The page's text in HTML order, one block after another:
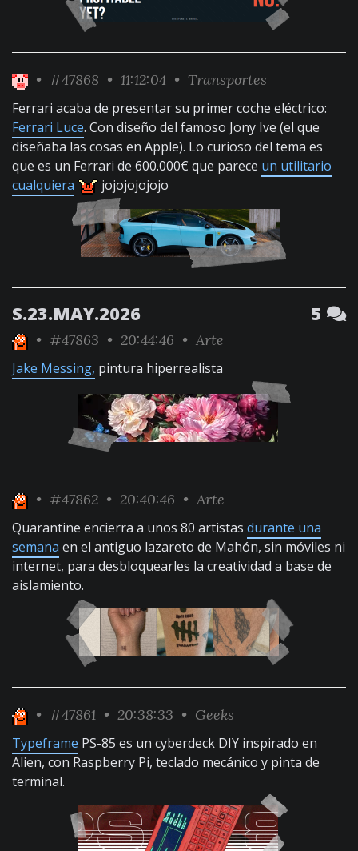
• #47868 • 11:12:04 • Transportes
Ferrari acaba de presentar su primer coche eléctrico:
Ferrari Luce. Con diseño del famoso Jony Ive (el que
diseñaba las cosas en Apple). Lo curioso del tema es
que es un Ferrari de 600.000€ que parece un utilitario
cualquiera
jojojojojojo
S.23.MAY.2026 5
• #47863 • 20:44:46 • Arte
Jake Messing, pintura hiperrealista
• #47862 • 20:40:46 • Arte
Quarantine encierra a unos 80 artistas durante una
semana en el antiguo lazareto de Mahón, sin móviles ni
internet, para desbloquearles la creatividad a base de
aislamiento.
• #47861 • 20:38:33 • Geeks
Typeframe PS-85 es un cyberdeck DIY inspirado en
Alien, con Raspberry Pi, teclado mecánico y pinta de
terminal.